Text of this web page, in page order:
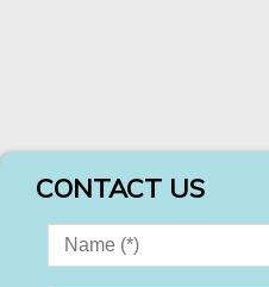
CONTACT US